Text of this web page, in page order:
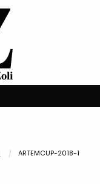
ARTEMCUP-2018-1